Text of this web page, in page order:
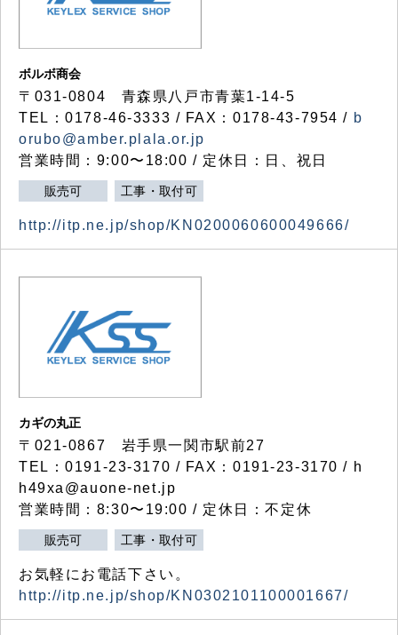
ボルボ商会
〒031-0804 青森県八戸市青葉1-14-5
TEL：0178-46-3333 / FAX：0178-43-7954 / b
orubo@amber.plala.or.jp
営業時間：9:00〜18:00 / 定休日：日、祝日
販売可 工事・取付可
http://itp.ne.jp/shop/KN0200060600049666/
カギの丸正
〒021-0867 岩手県一関市駅前27
TEL：0191-23-3170 / FAX：0191-23-3170 / h
h49xa@auone-net.jp
営業時間：8:30〜19:00 / 定休日：不定休
販売可 工事・取付可
お気軽にお電話下さい。
http://itp.ne.jp/shop/KN0302101100001667/